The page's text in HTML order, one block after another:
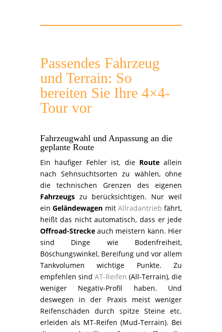
Passendes Fahrzeug
und Terrain: So
bereiten Sie Ihre 4×4-
Tour vor
Fahrzeugwahl und Anpassung an die
geplante Route
Ein häufiger Fehler ist, die Route allein
nach Sehnsuchtsorten zu wählen, ohne
die technischen Grenzen des eigenen
Fahrzeugszu berücksichtigen. Nur weil
einGeländewagen mit Allradantrieb fährt,
heißt das nicht automatisch, dass er jede
Offroad-Streckeauch meistern kann. Hier
sind Dinge wie Bodenfreiheit,
Böschungswinkel, Bereifung und vor allem
Tankvolumen wichtige Punkte. Zu
empfehlen sind AT-Reifen (All-Terrain), die
weniger Negativ-Profil haben. Und
deswegen in der Praxis meist weniger
Reifenschäden durch spitze Steine etc.
erleiden als MT-Reifen (Mud-Terrain). Bei